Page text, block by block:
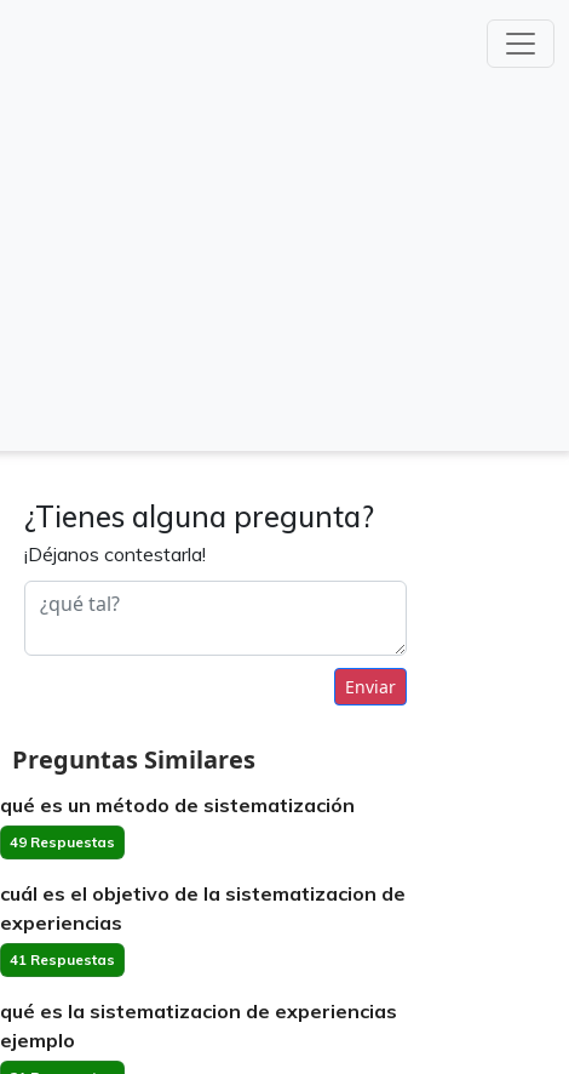
¿Tienes alguna pregunta?
¡Déjanos contestarla!
Enviar
Preguntas Similares
qué es un método de sistematización
49 Respuestas
cuál es el objetivo de la sistematizacion de
experiencias
41 Respuestas
qué es la sistematizacion de experiencias
ejemplo